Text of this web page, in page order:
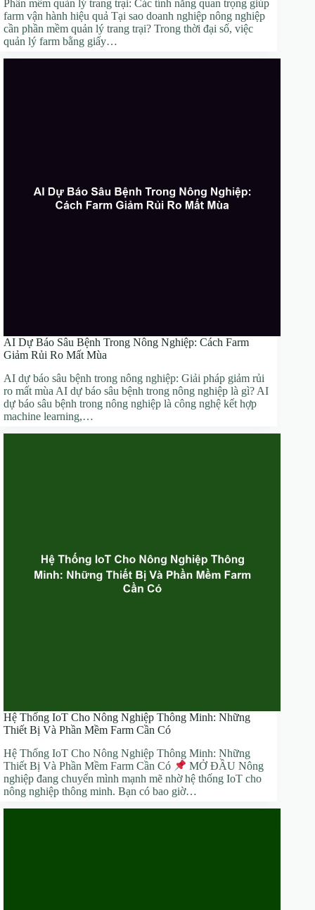
Phần mềm quản lý trang trại: Các tính năng quan trọng giúp
farm vận hành hiệu quả Tại sao doanh nghiệp nông nghiệp
cần phần mềm quản lý trang trại? Trong thời đại số, việc
quản lý farm bằng giấy…
AI Dự Báo Sâu Bệnh Trong Nông Nghiệp: Cách Farm
Giảm Rủi Ro Mất Mùa
AI dự báo sâu bệnh trong nông nghiệp: Giải pháp giảm rủi
ro mất mùa AI dự báo sâu bệnh trong nông nghiệp là gì? AI
dự báo sâu bệnh trong nông nghiệp là công nghệ kết hợp
machine learning,…
Hệ Thống IoT Cho Nông Nghiệp Thông Minh: Những
Thiết Bị Và Phần Mềm Farm Cần Có
Hệ Thống IoT Cho Nông Nghiệp Thông Minh: Những
Thiết Bị Và Phần Mềm Farm Cần Có
MỞ ĐẦU Nông
nghiệp đang chuyển mình mạnh mẽ nhờ hệ thống IoT cho
nông nghiệp thông minh. Bạn có bao giờ…